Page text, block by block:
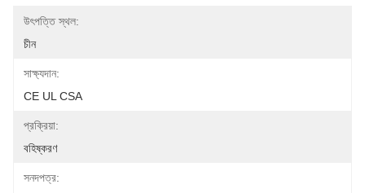
উৎপত্তি স্থল:
চীন
সাক্ষ্যদান:
CE UL CSA
প্রক্রিয়া:
বহিষ্করণ
সনদপত্র: